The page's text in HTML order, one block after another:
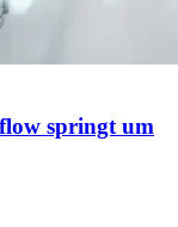
springt um